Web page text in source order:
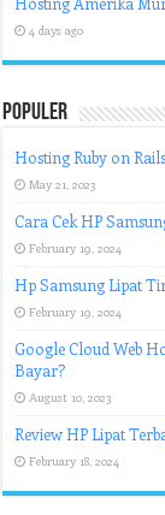
4 days ago
Populer
Hosting Ruby on
May 21, 2023
Cara Cek HP
February 19, 2024
Hp Samsung Lipat
February 19, 2024
Google Cloud Web
Bayar?
August 10, 2023
Review HP Lipat
February 18, 2024